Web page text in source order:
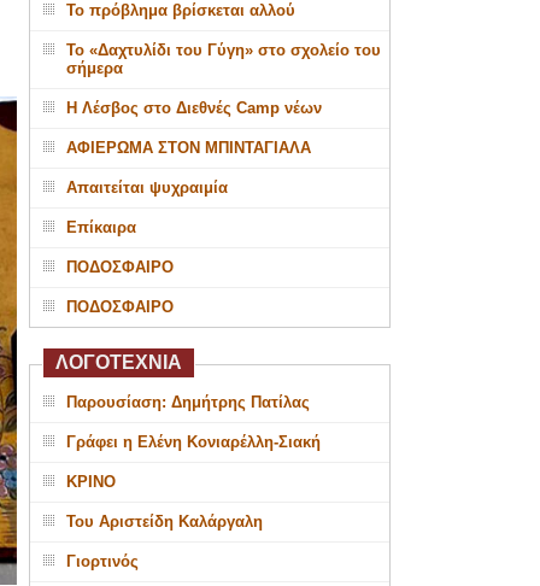
Το πρόβλημα βρίσκεται αλλού
Το «Δαχτυλίδι του Γύγη» στο σχολείο του
σήμερα
Η Λέσβος στο Διεθνές Camp νέων
ΑΦΙΕΡΩΜΑ ΣΤΟΝ ΜΠΙΝΤΑΓΙΑΛΑ
Απαιτείται ψυχραιμία
Επίκαιρα
ΠΟΔΟΣΦΑΙΡΟ
ΠΟΔΟΣΦΑΙΡΟ
ΛΟΓΟΤΕΧΝΙΑ
Παρουσίαση: Δημήτρης Πατίλας
Γράφει η Ελένη Κονιαρέλλη-Σιακή
ΚΡΙΝΟ
Του Αριστείδη Καλάργαλη
Γιορτινός